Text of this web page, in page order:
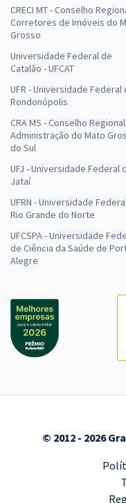
CRECI MT - Conselho
Corretores de Imóveis do
Grosso
Universidade Federal de
Catalão - UFCAT
UFR - Universidade Federal
Rondonópolis
CRA MS - Conselho
Administração do Mato
do Sul
UFJ - Universidade Federal
Jataí
UFRN - Universidade
Rio Grande do Norte
UFCSPA - Universidade
de Ciência da Saúde de
Alegre
© 2012 - 2026